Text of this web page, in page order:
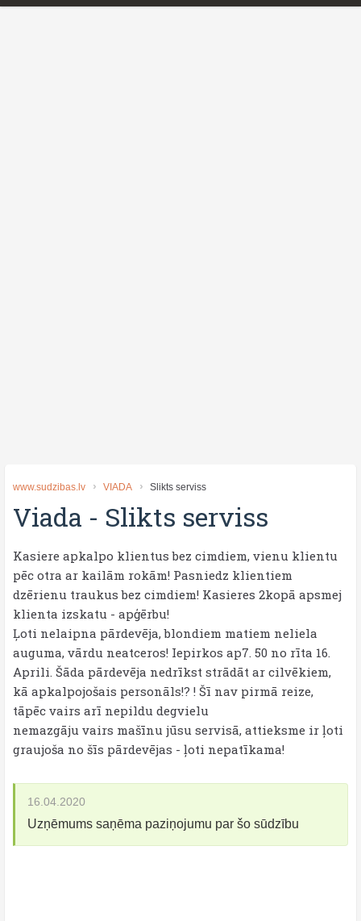
www.sudzibas.lv VIADA Slikts serviss
Viada - Slikts serviss
Kasiere apkalpo klientus bez cimdiem, vienu klientu
pēc otra ar kailām rokām! Pasniedz klientiem
dzērienu traukus bez cimdiem! Kasieres 2kopā apsmej
klienta izskatu - apģērbu!
Ļoti nelaipna pārdevēja, blondiem matiem neliela
auguma, vārdu neatceros! Iepirkos ap7. 50 no rīta 16.
Aprili. Šāda pārdevēja nedrīkst strādāt ar cilvēkiem,
kā apkalpojošais personāls!? ! Šī nav pirmā reize,
tāpēc vairs arī nepildu degvielu
nemazgāju vairs mašīnu jūsu servisā, attieksme ir ļoti
graujoša no šīs pārdevējas - ļoti nepatīkama!
16.04.2020
Uzņēmums saņēma paziņojumu par šo sūdzību